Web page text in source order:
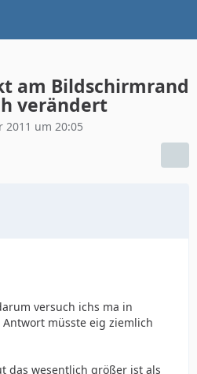
am Bildschirmrand
verändert
2011 um 20:05
versuch ichs ma in
müsste eig ziemlich
das wesentlich größer ist als